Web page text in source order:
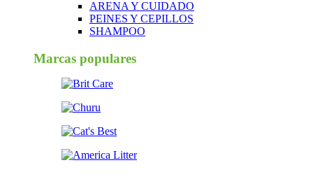
ARENA Y CUIDADO
PEINES Y CEPILLOS
SHAMPOO
Marcas populares